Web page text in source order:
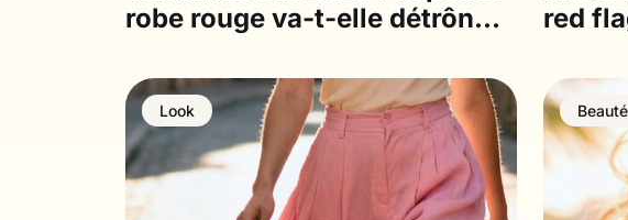
robe rouge va-t-elle détrôner
red
Look Beauté